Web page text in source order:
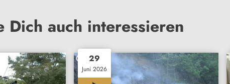
Dich auch interessieren
29
Juni 2026